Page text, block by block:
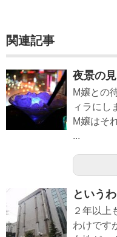
関連記事
夜景の
M嬢との
ィラにし
M嬢はそ
...
という
２年以上
わけです